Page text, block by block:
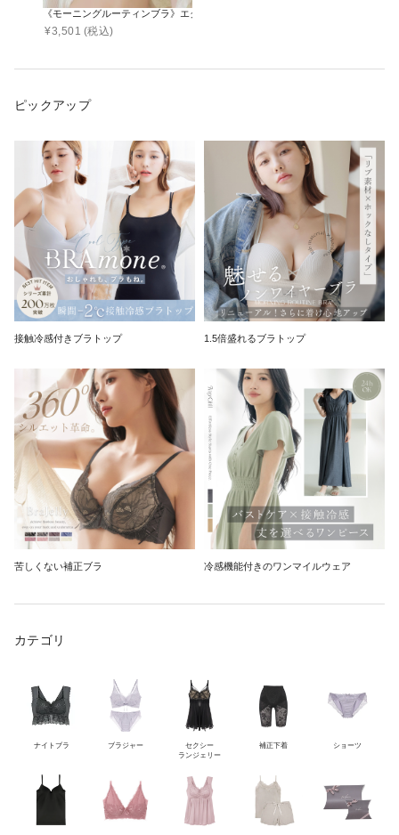
《モーニングルーティンブラ》エクラフルールブラ【ブラ単品】
¥3,501 (税込)
ピックアップ
接触冷感付きブラトップ 1.5倍盛れるブラトップ
苦しくない補正ブラ 冷感機能付きのワンマイルウェア
カテゴリ
ナイトブラ ブラジャー
セクシー
ランジェリー
補正下着 ショーツ